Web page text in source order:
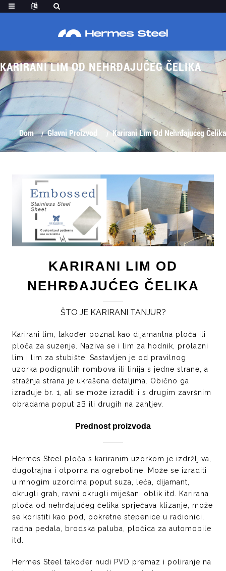
KARIRANI LIM OD NEHRĐAJUĆEG ČELIKA
Dom Glavni Proizvod Karirani Lim Od Nehrđajućeg Čelika
KARIRANI LIM OD
NEHRĐAJUĆEG ČELIKA
ŠTO JE KARIRANI TANJUR?
Karirani lim, također poznat kao dijamantna ploča ili
ploča za suzenje. Naziva se i lim za hodnik, prolazni
lim i lim za stubište. Sastavljen je od pravilnog
uzorka podignutih rombova ili linija s jedne strane, a
stražnja strana je ukrašena detaljima. Obično ga
izrađuje br. 1, ali se može izraditi i s drugim završnim
obradama poput 2B ili drugih na zahtjev.
Prednost proizvoda
Hermes Steel ploča s kariranim uzorkom je izdržljiva,
dugotrajna i otporna na ogrebotine. Može se izraditi
u mnogim uzorcima poput suza, leća, dijamant,
okrugli grah, ravni okrugli miješani oblik itd. Karirana
ploča od nehrđajućeg čelika sprječava klizanje, može
se koristiti kao pod, pokretne stepenice u radionici,
radna pedala, brodska paluba, pločica za automobile
itd.
Hermes Steel također nudi PVD premaz i poliranje na